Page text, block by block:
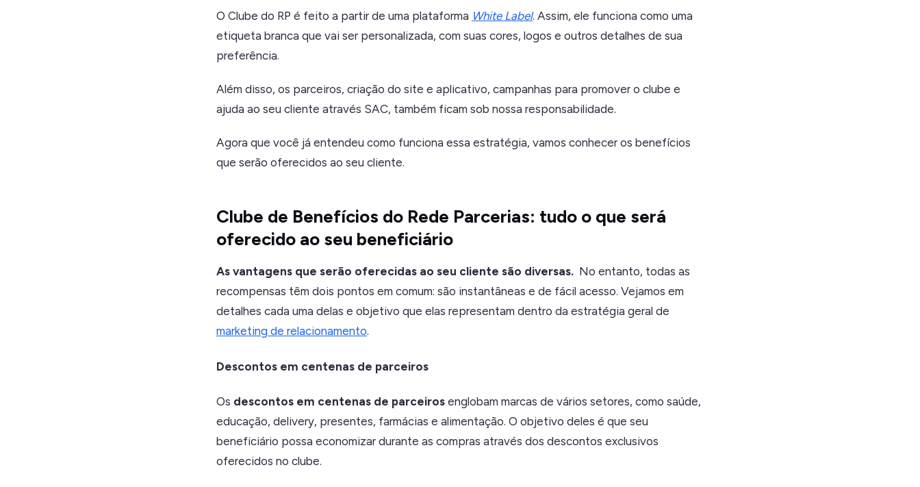
O Clube do RP é feito a partir de uma plataforma White Label. Assim, ele funciona como uma
etiqueta branca que vai ser personalizada, com suas cores, logos e outros detalhes de sua
preferência.
Além disso, os parceiros, criação do site e aplicativo, campanhas para promover o clube e
ajuda ao seu cliente através SAC, também ficam sob nossa responsabilidade.
Agora que você já entendeu como funciona essa estratégia, vamos conhecer os benefícios
que serão oferecidos ao seu cliente.
Clube de Benefícios do Rede Parcerias: tudo o que será
oferecido ao seu beneficiário
As vantagens que serão oferecidas ao seu cliente são diversas. No entanto, todas as
recompensas têm dois pontos em comum: são instantâneas e de fácil acesso. Vejamos em
detalhes cada uma delas e objetivo que elas representam dentro da estratégia geral de
marketing de relacionamento.
Descontos em centenas de parceiros
Os descontos em centenas de parceiros englobam marcas de vários setores, como saúde,
educação, delivery, presentes, farmácias e alimentação. O objetivo deles é que seu
beneficiário possa economizar durante as compras através dos descontos exclusivos
oferecidos no clube.